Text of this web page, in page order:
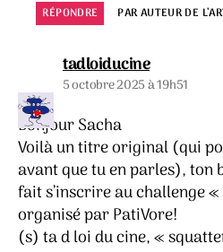
RÉPONDRE PAR AUTEUR DE
tadloiducinedit :
5 octobre 2025 à 19h51
Bonjour Sacha
Voilà un titre original (qui
avant que tu en parles),
fait s’inscrire au challenge
organisé par PatiVore!
(s) ta d loi du cine, «